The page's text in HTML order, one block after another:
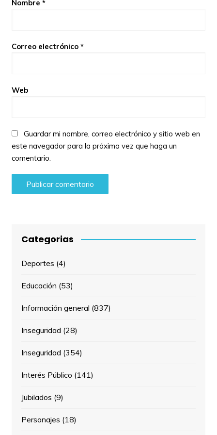
Nombre *
Correo electrónico *
Web
Guardar mi nombre, correo electrónico y sitio web en
este navegador para la próxima vez que haga un
comentario.
Categorias
Deportes (4)
Educación (53)
Información general (837)
Inseguridad (28)
Inseguridad (354)
Interés Público (141)
Jubilados (9)
Personajes (18)